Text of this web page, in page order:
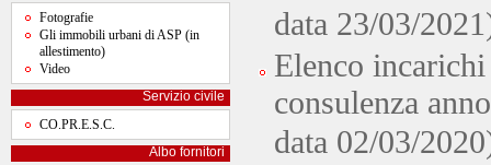
Fotografie
Gli immobili urbani di ASP (in
allestimento)
Video
Servizio civile
CO.PR.E.S.C.
Albo fornitori
data 23/03/
Elenco
consulenza
data 02/03/